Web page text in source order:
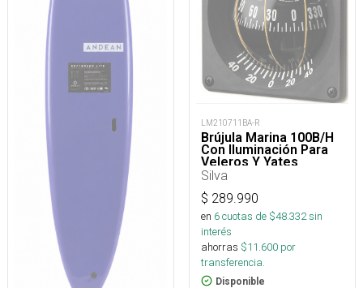
LM210711BA-R
Brújula Marina 100B/H
Con Iluminación Para
Veleros Y Yates
Silva
$ 289.990
en 6cuotas de $48.332sin
interés
ahorras $11.600 por
transferencia.
Disponible